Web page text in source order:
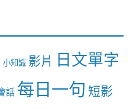
小知識 影片 日文單字
話 每日一句 短影